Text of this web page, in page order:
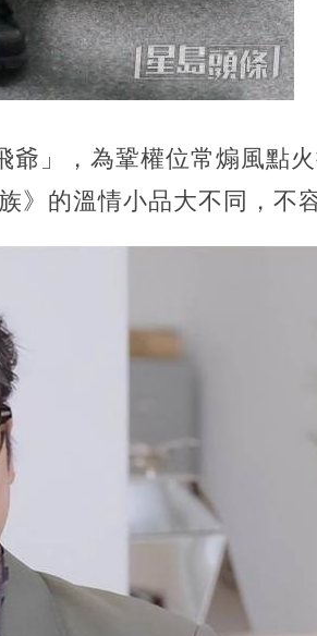
」，為鞏權位常煽風點
》的溫情小品大不同，不